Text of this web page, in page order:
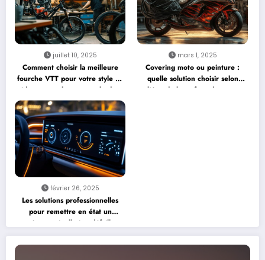
juillet 10, 2025
Comment choisir la meilleure
fourche VTT pour votre style de
ride sans exploser votre budget
?
mars 1, 2025
Covering moto ou peinture :
quelle solution choisir selon
l’état de la surface de votre
février 26, 2025
Les solutions professionnelles
pour remettre en état un
système antipollution défaillant